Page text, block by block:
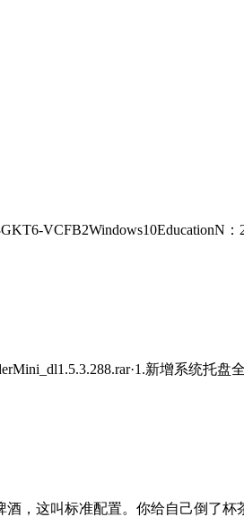
VCFB2Windows10EducationN
新增系统托
，这叫标准配置。你给自己倒了